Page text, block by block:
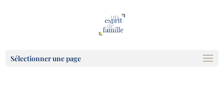
Sélectionner une page